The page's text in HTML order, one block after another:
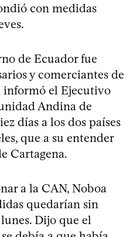
con medidas
de Ecuador fue
y comerciantes de
informó el Ejecutivo
Andina de
días a los dos países
que a su entender
Cartagena.
a la CAN, Noboa
quedarían sin
Dijo que el